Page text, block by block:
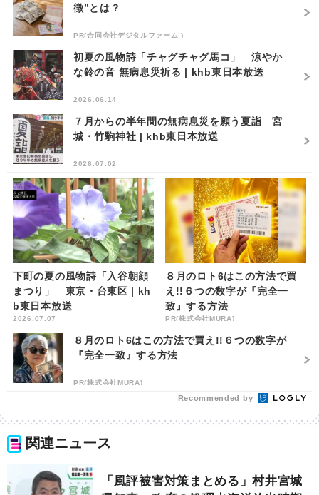
徴”とは？
PR(合同会社デジタルファーム )
初夏の風物詩「チャグチャグ馬コ」 涼やか
な鈴の音 無病息災祈る | khb東日本放送
2026.06.14
７月からの半年間の無病息災を願う夏詣 宮
城・竹駒神社 | khb東日本放送
2026.07.02
下町の夏の風物詩「入谷朝顔
まつり」 東京・台東区 | kh
b東日本放送
2026.07.07
８月のロト6はこの方法で買
え!!６つの数字が『完全一
致』する方法
PR(株式会社MURA)
８月のロト6はこの方法で買え!!６つの数字が
『完全一致』する方法
PR(株式会社MURA)
Recommended by
関連ニュース
「風評被害対策まとめる」村井宮城